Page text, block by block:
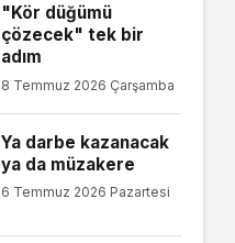
"Kör düğümü
çözecek" tek bir
adım
8 Temmuz 2026 Çarşamba
Ya darbe kazanacak
ya da müzakere
6 Temmuz 2026 Pazartesi